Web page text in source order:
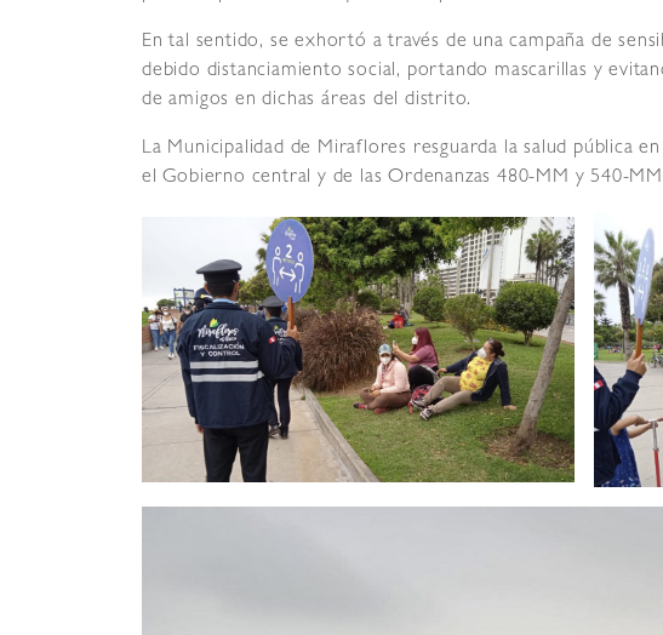
En tal sentido, se exhortó a través de una campaña de
debido distanciamiento social, portando mascarillas y
de amigos en dichas áreas del distrito.
La Municipalidad de Miraflores resguarda la salud pública
el Gobierno central y de las Ordenanzas 480-MM y 540-